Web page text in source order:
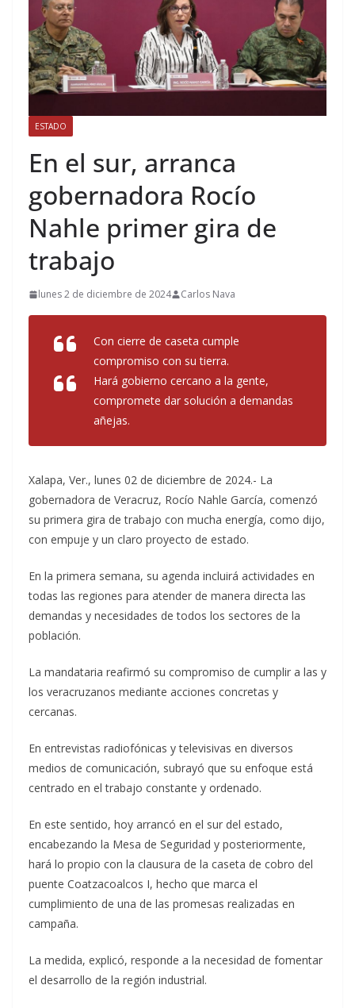
ESTADO
En el sur, arranca
gobernadora Rocío
Nahle primer gira de
trabajo
lunes 2 de diciembre de 2024 Carlos Nava
Con cierre de caseta cumple
compromiso con su tierra.
Hará gobierno cercano a la gente,
compromete dar solución a demandas
añejas.
Xalapa, Ver., lunes 02 de diciembre de 2024.- La
gobernadora de Veracruz, Rocío Nahle García, comenzó
su primera gira de trabajo con mucha energía, como dijo,
con empuje y un claro proyecto de estado.
En la primera semana, su agenda incluirá actividades en
todas las regiones para atender de manera directa las
demandas y necesidades de todos los sectores de la
población.
La mandataria reafirmó su compromiso de cumplir a las y
los veracruzanos mediante acciones concretas y
cercanas.
En entrevistas radiofónicas y televisivas en diversos
medios de comunicación, subrayó que su enfoque está
centrado en el trabajo constante y ordenado.
En este sentido, hoy arrancó en el sur del estado,
encabezando la Mesa de Seguridad y posteriormente,
hará lo propio con la clausura de la caseta de cobro del
puente Coatzacoalcos I, hecho que marca el
cumplimiento de una de las promesas realizadas en
campaña.
La medida, explicó, responde a la necesidad de fomentar
el desarrollo de la región industrial.